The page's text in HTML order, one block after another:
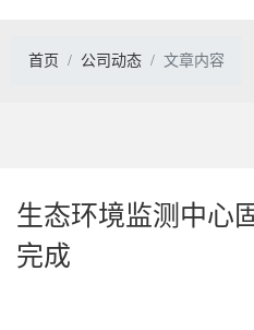
首页 公司动态 文章内容
生态环境监测中心
完成